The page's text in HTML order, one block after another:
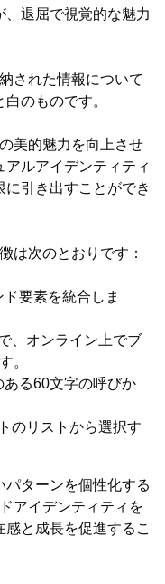
退屈で視覚的な魅力
された情報について
のものです。
美的魅力を向上させ
ルアイデンティティ
引き出すことができ
は次のとおりです：
要素を統合しま
、オンライン上でブ
。
ある60文字の呼びか
のリストから選択す
パターンを個性化する
アイデンティティを
と成長を促進するこ